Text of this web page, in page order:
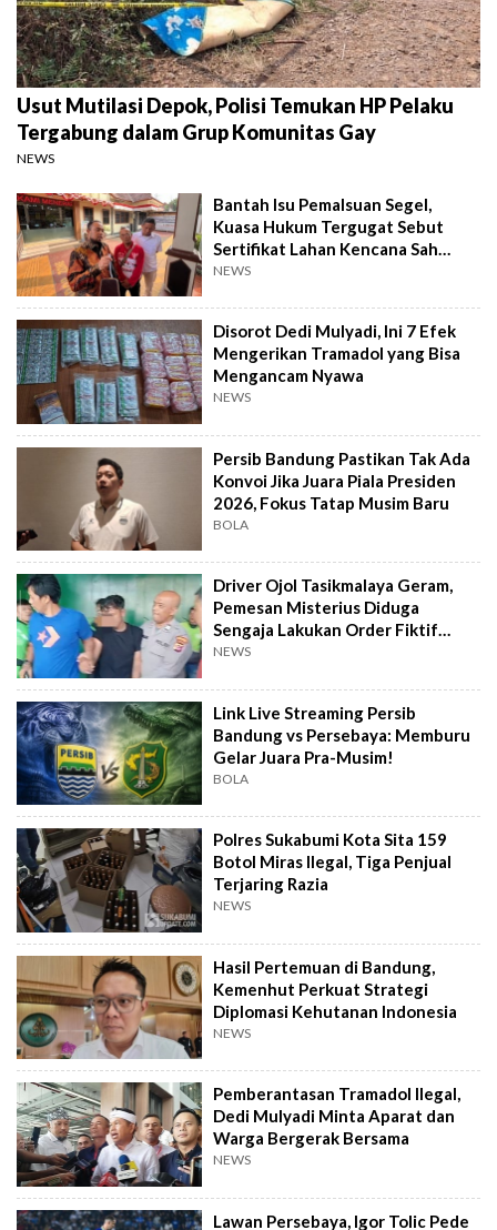
Usut Mutilasi Depok, Polisi Temukan HP Pelaku
Tergabung dalam Grup Komunitas Gay
NEWS
Bantah Isu Pemalsuan Segel,
Kuasa Hukum Tergugat Sebut
Sertifikat Lahan Kencana Sah
Lewat PTSL
NEWS
Disorot Dedi Mulyadi, Ini 7 Efek
Mengerikan Tramadol yang Bisa
Mengancam Nyawa
NEWS
Persib Bandung Pastikan Tak Ada
Konvoi Jika Juara Piala Presiden
2026, Fokus Tatap Musim Baru
BOLA
Driver Ojol Tasikmalaya Geram,
Pemesan Misterius Diduga
Sengaja Lakukan Order Fiktif
Berulang
NEWS
Link Live Streaming Persib
Bandung vs Persebaya: Memburu
Gelar Juara Pra-Musim!
BOLA
Polres Sukabumi Kota Sita 159
Botol Miras Ilegal, Tiga Penjual
Terjaring Razia
NEWS
Hasil Pertemuan di Bandung,
Kemenhut Perkuat Strategi
Diplomasi Kehutanan Indonesia
NEWS
Pemberantasan Tramadol Ilegal,
Dedi Mulyadi Minta Aparat dan
Warga Bergerak Bersama
NEWS
Lawan Persebaya, Igor Tolic Pede